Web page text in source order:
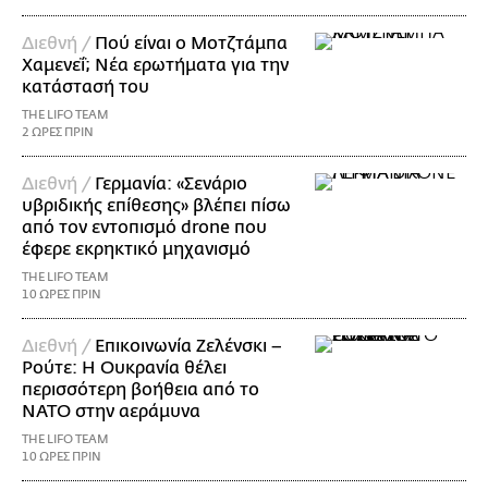
Διεθνή / Πού είναι ο Μοτζτάμπα
Χαμενεΐ; Νέα ερωτήματα για την
κατάστασή του
THE LIFO TEAM
2 ΩΡΕΣ ΠΡΙΝ
Διεθνή / Γερμανία: «Σενάριο
υβριδικής επίθεσης» βλέπει πίσω
από τον εντοπισμό drone που
έφερε εκρηκτικό μηχανισμό
THE LIFO TEAM
10 ΩΡΕΣ ΠΡΙΝ
Διεθνή / Επικοινωνία Ζελένσκι –
Ρούτε: Η Ουκρανία θέλει
περισσότερη βοήθεια από το
ΝΑΤΟ στην αεράμυνα
THE LIFO TEAM
10 ΩΡΕΣ ΠΡΙΝ